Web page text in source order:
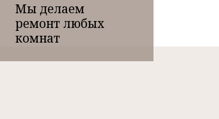
Мы делаем
ремонт любых
комнат